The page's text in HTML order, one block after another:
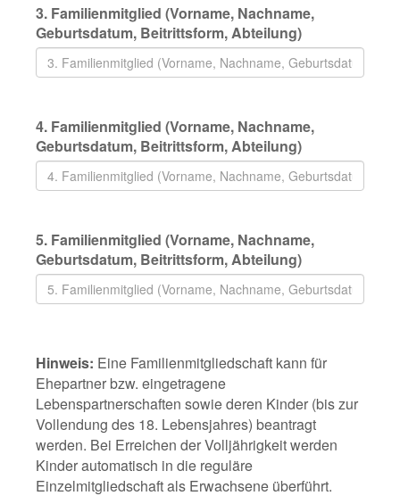
3. Familienmitglied (Vorname, Nachname,
Geburtsdatum, Beitrittsform, Abteilung)
4. Familienmitglied (Vorname, Nachname,
Geburtsdatum, Beitrittsform, Abteilung)
5. Familienmitglied (Vorname, Nachname,
Geburtsdatum, Beitrittsform, Abteilung)
Hinweis: Eine Familienmitgliedschaft kann für
Ehepartner bzw. eingetragene
Lebenspartnerschaften sowie deren Kinder (bis zur
Vollendung des 18. Lebensjahres) beantragt
werden. Bei Erreichen der Volljährigkeit werden
Kinder automatisch in die reguläre
Einzelmitgliedschaft als Erwachsene überführt.